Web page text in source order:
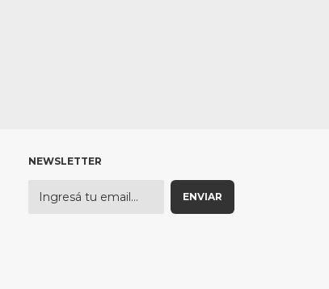
NEWSLETTER